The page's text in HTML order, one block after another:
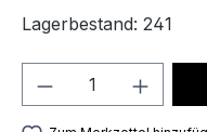
Lagerbestand: 241
Produkt